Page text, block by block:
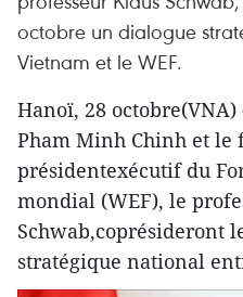
octobre un dialogue
Vietnam et le WEF.
Hanoï, 28
Pham Minh Chinh et le
présidentexécutif du
mondial (WEF), le
Schwab,coprésideront
stratégique national